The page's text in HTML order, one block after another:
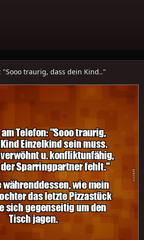
"Sooo traurig, dass dein Kind.."